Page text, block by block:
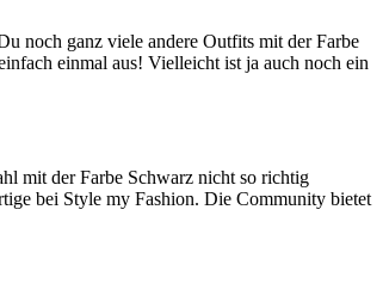
noch ganz viele andere Outfits mit der Farbe
einmal aus! Vielleicht ist ja auch noch ein
mit der Farbe Schwarz nicht so richtig
bei Style my Fashion. Die Community bietet